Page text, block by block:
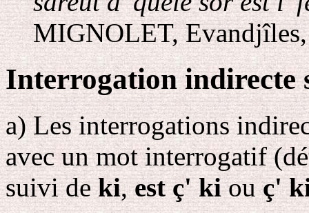
MIGNOLET,
Interrogation indirecte
a)Les interrogations
avec un mot interrogatif
suivi deki,est ç' kiouç'